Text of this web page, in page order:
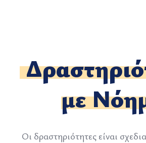
με
Οι δραστηριότητες είναι